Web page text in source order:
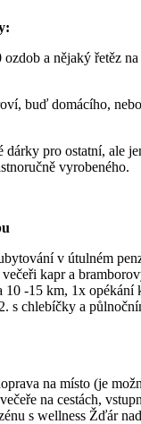
a nějaký řetěz
buď domácího,
dárky pro ostatní, ale
vyrobeného.
v útulném
kapr a
10 -15 km, 1x opékání
s chlebíčky a
na místo (je
na cestách,
s wellness Žďár